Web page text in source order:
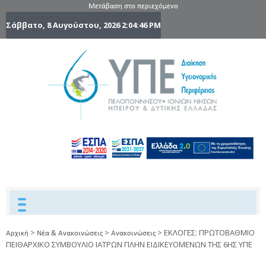
Μετάβαση στο περιεχόμενο
Σάββατο, 8 Αυγούστου, 20262:04:46 PM
Ηπείρου
Δυτικής
Ελλάδας
Αρχική > Νέα & Ανακοινώσεις > Ανακοινώσεις > ΕΚΛΟΓΕΣ: ΠΡΩΤΟΒΑΘΜΙΟ
ΠΕΙΘΑΡΧΙΚΟ ΣΥΜΒΟΥΛΙΟ ΙΑΤΡΩΝ ΠΛΗΝ ΕΙΔΙΚΕΥΟΜΕΝΩΝ ΤΗΣ 6ΗΣ ΥΠΕ